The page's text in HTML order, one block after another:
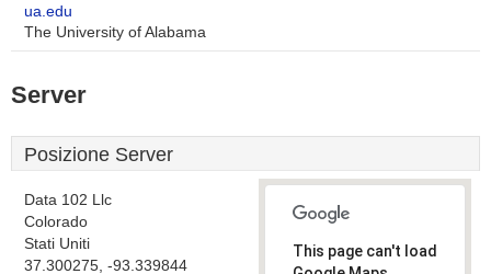
ua.edu
The University of Alabama
Server
Posizione Server
Data 102 Llc
Colorado
Stati Uniti
37.300275, -93.339844
This page can't load